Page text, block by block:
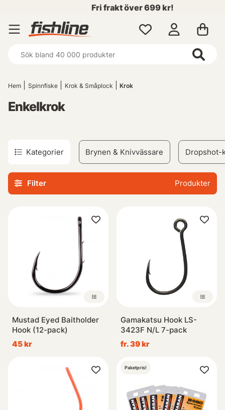
Fri frakt över 699 kr!
Hem Spinnfiske Krok & Småplock Krok
Enkelkrok
Kategorier Brynen & Knivvässare Dropshot-
Filter Produkter
Mustad Eyed Baitholder
Hook (12-pack)
45 kr
Gamakatsu Hook LS-
3423F N/L 7-pack
fr. 39 kr
Paketpris!